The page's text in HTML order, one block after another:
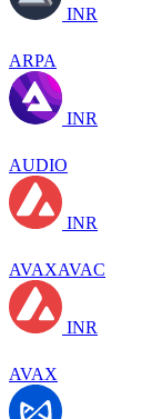
INR
ARPA
INR
AUDIO
INR
AVAXAVAC
INR
AVAX